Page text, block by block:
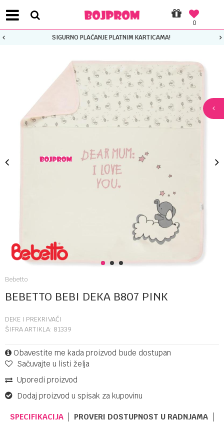
0
SIGURNO PLAĆANJE PLATNIM KARTICAMA!
1 2 3
Bebetto
BEBETTO BEBI DEKA B807 PINK
DEKE I PREKRIVAČI
ŠIFRA ARTIKLA: 81339
Obavestite me kada proizvod bude dostupan
Sačuvajte u listi želja
Uporedi proizvod
Dodaj proizvod u spisak za kupovinu
SPECIFIKACIJA PROVERI DOSTUPNOST U RADNJAMA